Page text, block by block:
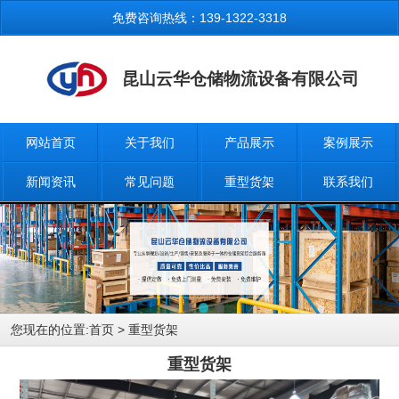
免费咨询热线：139-1322-3318
昆山云华仓储物流设备有限公司
网站首页 关于我们 产品展示 案例展示
新闻资讯 常见问题 重型货架 联系我们
您现在的位置:首页 > 重型货架
重型货架